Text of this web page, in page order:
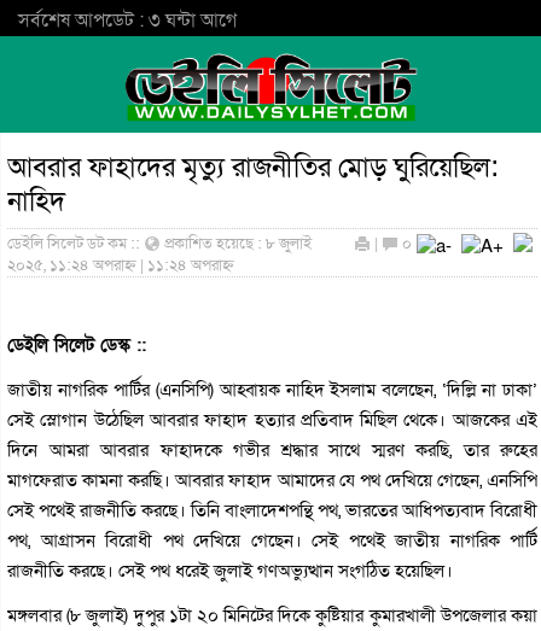
সর্বশেষ আপডেট : ৩ ঘন্টা আগে
আবরার ফাহাদের মৃত্যু রাজনীতির মোড় ঘুরিয়েছিল:
নাহিদ
ডেইলি সিলেট ডট কম ::
প্রকাশিত হয়েছে : ৮ জুলাই
২০২৫, ১১:২৪ অপরাহ্ন | ১১:২৪ অপরাহ্ন
| ০
ডেইলি সিলেট ডেস্ক ::
জাতীয় নাগরিক পার্টির (এনসিপি) আহ্বায়ক নাহিদ ইসলাম বলেছেন, ‘দিল্লি না ঢাকা’
সেই স্লোগান উঠেছিল আবরার ফাহাদ হত্যার প্রতিবাদ মিছিল থেকে। আজকের এই
দিনে আমরা আবরার ফাহাদকে গভীর শ্রদ্ধার সাথে স্মরণ করছি, তার রুহের
মাগফেরাত কামনা করছি। আবরার ফাহাদ আমাদের যে পথ দেখিয়ে গেছেন, এনসিপি
সেই পথেই রাজনীতি করছে। তিনি বাংলাদেশপন্থি পথ, ভারতের আধিপত্যবাদ বিরোধী
পথ, আগ্রাসন বিরোধী পথ দেখিয়ে গেছেন। সেই পথেই জাতীয় নাগরিক পার্টি
রাজনীতি করছে। সেই পথ ধরেই জুলাই গণঅভ্যুত্থান সংগঠিত হয়েছিল।
মঙ্গলবার (৮ জুলাই) দুপুর ১টা ২০ মিনিটের দিকে কুষ্টিয়ার কুমারখালী উপজেলার কয়া